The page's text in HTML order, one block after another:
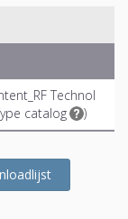
Technol
catalog )